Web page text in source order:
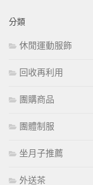
分類
休閒運動服飾
回收再利用
團購商品
團體制服
坐月子推薦
外送茶